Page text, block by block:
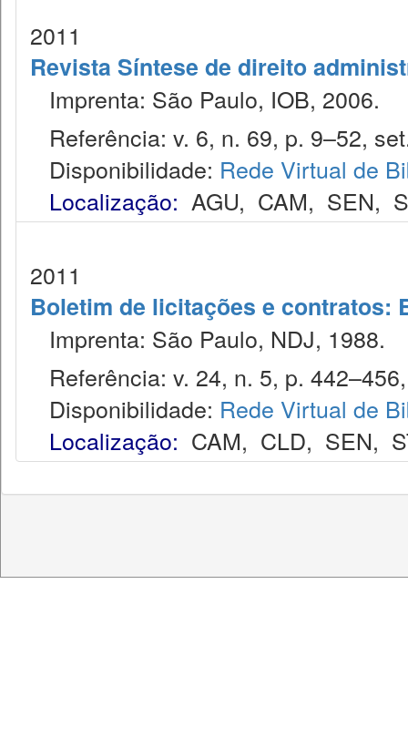
2011
Revista Síntese de direito
Imprenta: São Paulo, IOB, 2006.
Referência: v. 6, n. 69, p. 9–52,
Disponibilidade: Rede Virtual de
Localização: AGU, CAM, SEN,
2011
Boletim de licitações e contratos:
Imprenta: São Paulo, NDJ, 1988.
Referência: v. 24, n. 5, p.
Disponibilidade: Rede Virtual de
Localização: CAM, CLD, SEN,